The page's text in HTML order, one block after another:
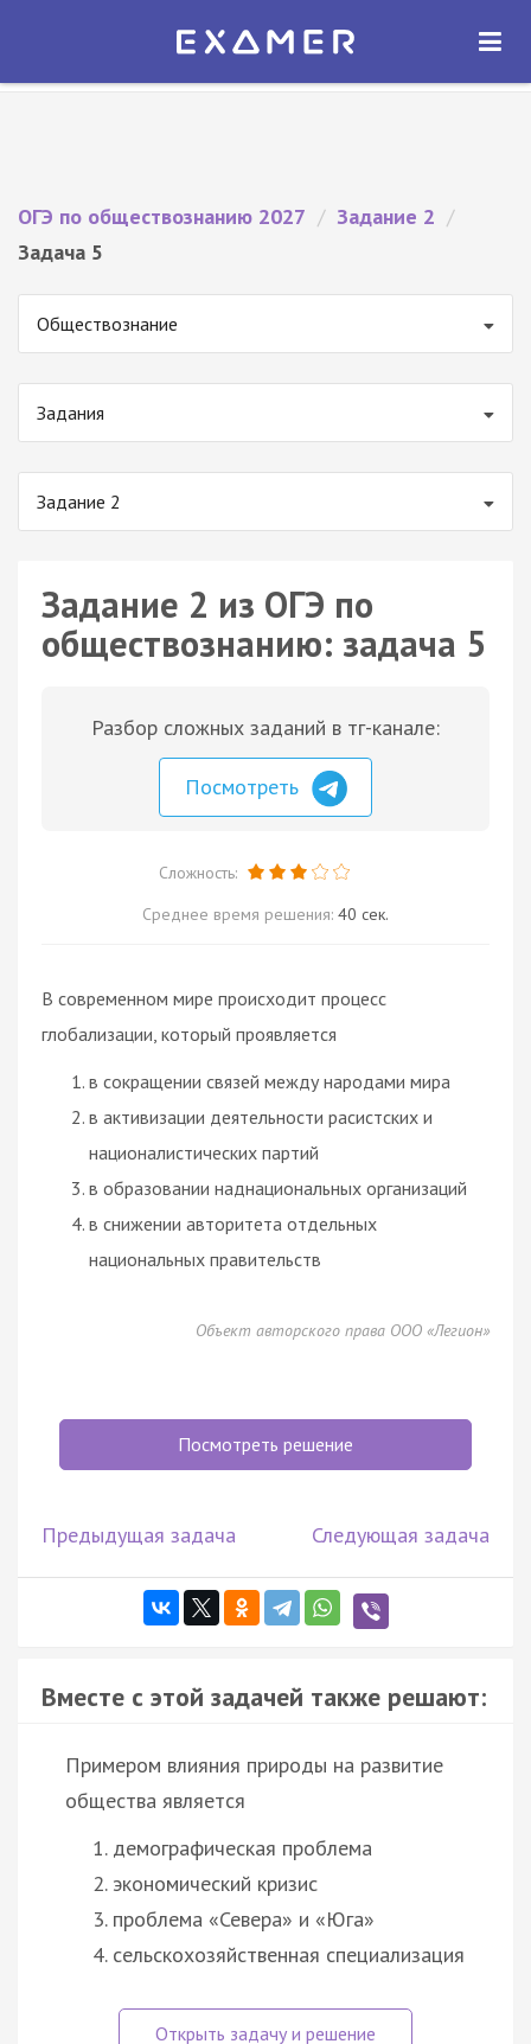
Экзамер — ЕГЭ 2027
ОТКРЫТЬ
ОГЭ по обществознанию 2027 / Задание 2 /
Задача 5
Обществознание
Задания
Задание 2
Задание 2 из ОГЭ по
обществознанию: задача 5
Разбор сложных заданий в тг-канале:
Посмотреть
Сложность:
Среднее время решения: 40 сек.
В современном мире происходит процесс
глобализации, который проявляется
в сокращении связей между народами мира
в активизации деятельности расистских и
националистических партий
в образовании наднациональных организаций
в снижении авторитета отдельных
национальных правительств
Объект авторского права ООО «Легион»
Посмотреть решение
Предыдущая задача Следующая задача
Вместе с этой задачей также решают:
Примером влияния природы на развитие
общества является
демографическая проблема
экономический кризис
проблема «Севера» и «Юга»
сельскохозяйственная специализация